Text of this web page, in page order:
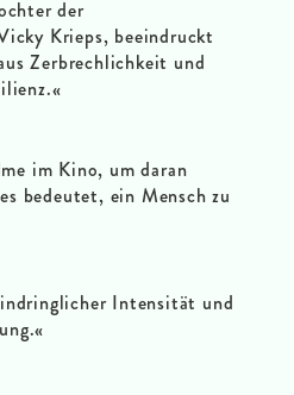
der
Krieps, beeindruckt
Zerbrechlichkeit und
im Kino, um daran
bedeutet, ein Mensch zu
Intensität und